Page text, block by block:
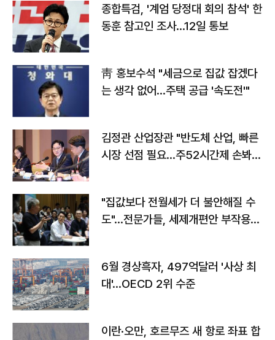
종합특검, '계엄 당정대 회의 참석' 한
동훈 참고인 조사...12일 통보
靑 홍보수석 "세금으로 집값 잡겠다
는 생각 없어…주택 공급 '속도전'"
김정관 산업장관 "반도체 산업, 빠른
시장 선점 필요…주52시간제 손봐
"집값보다 전월세가 더 불안해질 수
도"…전문가들, 세제개편안 부작용
6월 경상흑자, 497억달러 '사상 최
대'…OECD 2위 수준
이란·오만, 호르무즈 새 항로 좌표 합